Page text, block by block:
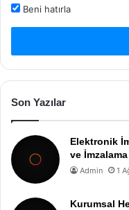
Beni hatırla
Son Yazılar
Elektronik
ve
Admin 1
Kurumsal